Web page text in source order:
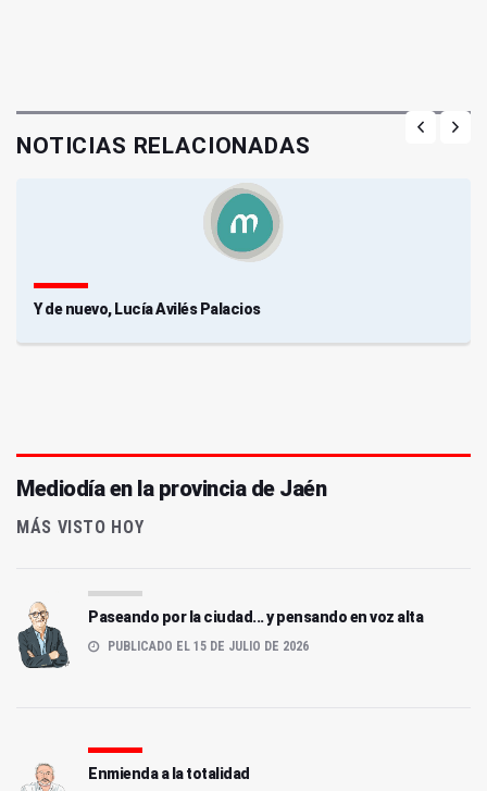
NOTICIAS RELACIONADAS
Y de nuevo, Lucía Avilés Palacios
Mediodía en la provincia de Jaén
MÁS VISTO HOY
Paseando por la ciudad... y pensando en voz alta
PUBLICADO EL 15 DE JULIO DE 2026
Enmienda a la totalidad